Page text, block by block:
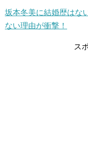
坂本冬美に結婚歴はな
ない理由が衝撃！
ス